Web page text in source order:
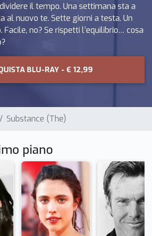
il tempo. Una settimana sta a
al nuovo te. Sette giorni a testa. Un
no? Se rispetti l’equilibrio… cosa
BLU-RAY - € 12,99
Substance (The)
piano